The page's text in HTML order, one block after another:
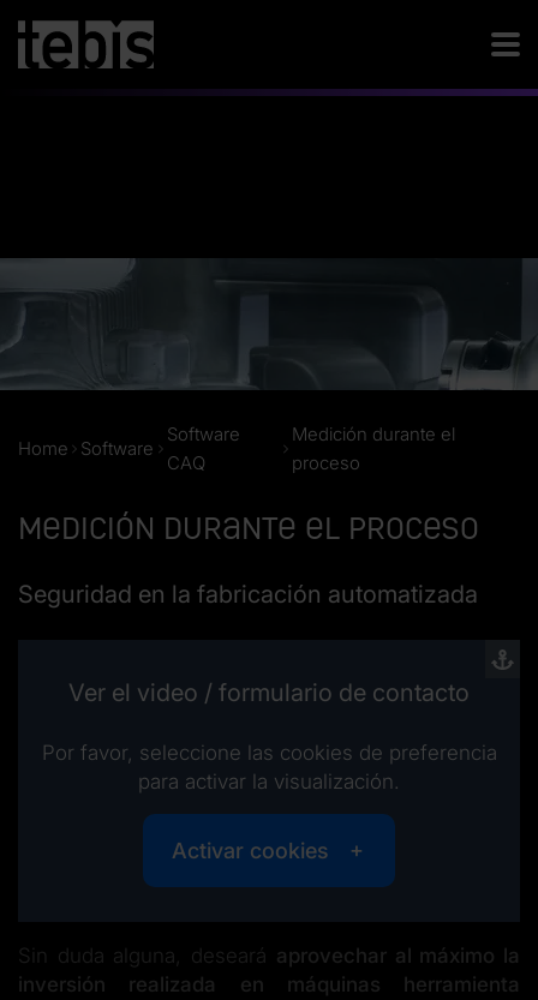
Home Software
Software
CAQ
Medición durante el
proceso
Medición durante el proceso
Seguridad en la fabricación automatizada
Ver el video / formulario de contacto
Por favor, seleccione las cookies de preferencia
para activar la visualización.
Activar cookies
Sin duda alguna, deseará aprovechar al máximo la
inversión realizada en máquinas herramienta